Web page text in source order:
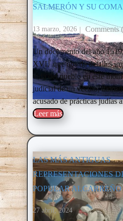
SALMERÓN Y SU
13 marzo, 2026 Comments
Un documento del año
XVI, que nos da detalles
vida del pueblo en este
judicial de un vecino,
acusado de prácticas judías
Leer más​
LAS MÁS ANTIGUAS
REPRESENTACIONES
POPULAR ALCARREÑO
27 abril, 2024